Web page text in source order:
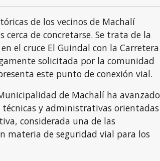
de los vecinos de Machalí
cerca de concretarse. Se trata de la
el cruce El Guindal con la Carretera
solicitada por la comunidad
este punto de conexión vial.
de Machalí ha avanzado
técnicas y administrativas orientadas
considerada una de las
materia de seguridad vial para los